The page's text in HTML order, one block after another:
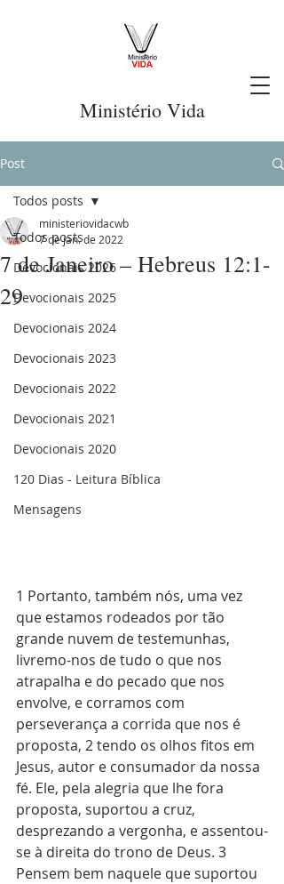
Ministério Vida
Post
Todos posts
Devocionais 2026
Devocionais 2025
Devocionais 2024
Devocionais 2023
Devocionais 2022
Devocionais 2021
Devocionais 2020
120 Dias - Leitura Bíblica
Mensagens
Todos posts
7 de Janeiro – Hebreus 12:1-
29
ministeriovidacwb
7 de jan. de 2022
1 Portanto, também nós, uma vez
que estamos rodeados por tão
grande nuvem de testemunhas,
livremo-nos de tudo o que nos
atrapalha e do pecado que nos
envolve, e corramos com
perseverança a corrida que nos é
proposta, 2 tendo os olhos fitos em
Jesus, autor e consumador da nossa
fé. Ele, pela alegria que lhe fora
proposta, suportou a cruz,
desprezando a vergonha, e assentou-
se à direita do trono de Deus. 3
Pensem bem naquele que suportou